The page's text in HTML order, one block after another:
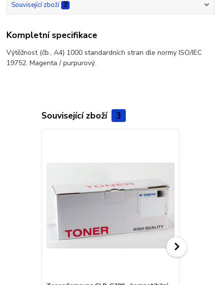
Související zboží 3
Kompletní specifikace
Výtěžnost (čb., A4) 1000 standardních stran dle normy ISO/IEC
19752. Magenta / purpurový.
Související zboží 3